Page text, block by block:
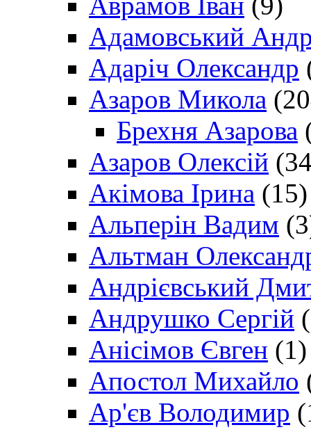
Адамовський
Адаріч Олександр
Азаров Микола
Брехня Азарова
Азаров Олексій
Акімова Ірина (15)
Альперін Вадим
Альтман
Андрієвський
Андрушко Сергій
Анісімов Євген (1)
Апостол Михайло
Ар'єв Володимир